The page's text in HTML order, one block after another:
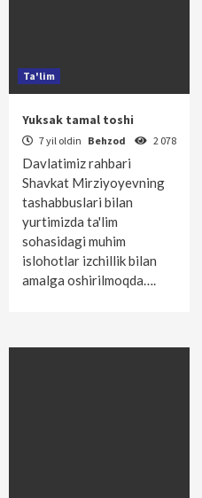
Ta'lim
Yuksak tamal toshi
7 yil oldin Behzod 2 078
Davlatimiz rahbari
Shavkat Mirziyoyevning
tashabbuslari bilan
yurtimizda ta'lim
sohasidagi muhim
islohotlar izchillik bilan
amalga oshirilmoqda….